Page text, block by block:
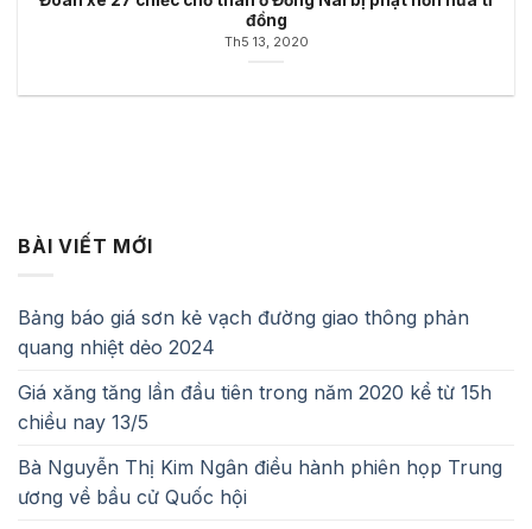
đồng
Th5 13, 2020
BÀI VIẾT MỚI
Bảng báo giá sơn kẻ vạch đường giao thông phản
quang nhiệt dẻo 2024
Giá xăng tăng lần đầu tiên trong năm 2020 kể từ 15h
chiều nay 13/5
Bà Nguyễn Thị Kim Ngân điều hành phiên họp Trung
ương về bầu cử Quốc hội